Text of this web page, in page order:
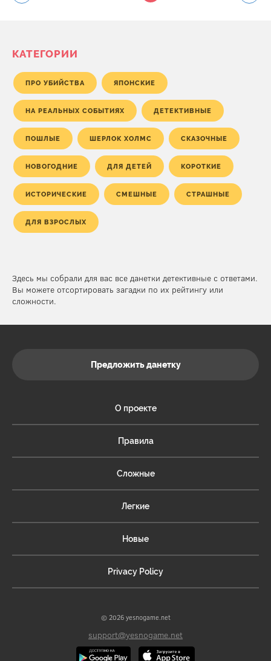
КАТЕГОРИИ
ПРО УБИЙСТВА ЯПОНСКИЕ
НА РЕАЛЬНЫХ СОБЫТИЯХ ДЕТЕКТИВНЫЕ
ПОШЛЫЕ ШЕРЛОК ХОЛМС СКАЗОЧНЫЕ
НОВОГОДНИЕ ДЛЯ ДЕТЕЙ КОРОТКИЕ
ИСТОРИЧЕСКИЕ СМЕШНЫЕ СТРАШНЫЕ
ДЛЯ ВЗРОСЛЫХ
Здесь мы собрали для вас все данетки детективные с ответами.
Вы можете отсортировать загадки по их рейтингу или
сложности.
Предложить данетку
О проекте
Правила
Сложные
Легкие
Новые
Privacy Policy
© 2026 yesnogame.net
support@yesnogame.net